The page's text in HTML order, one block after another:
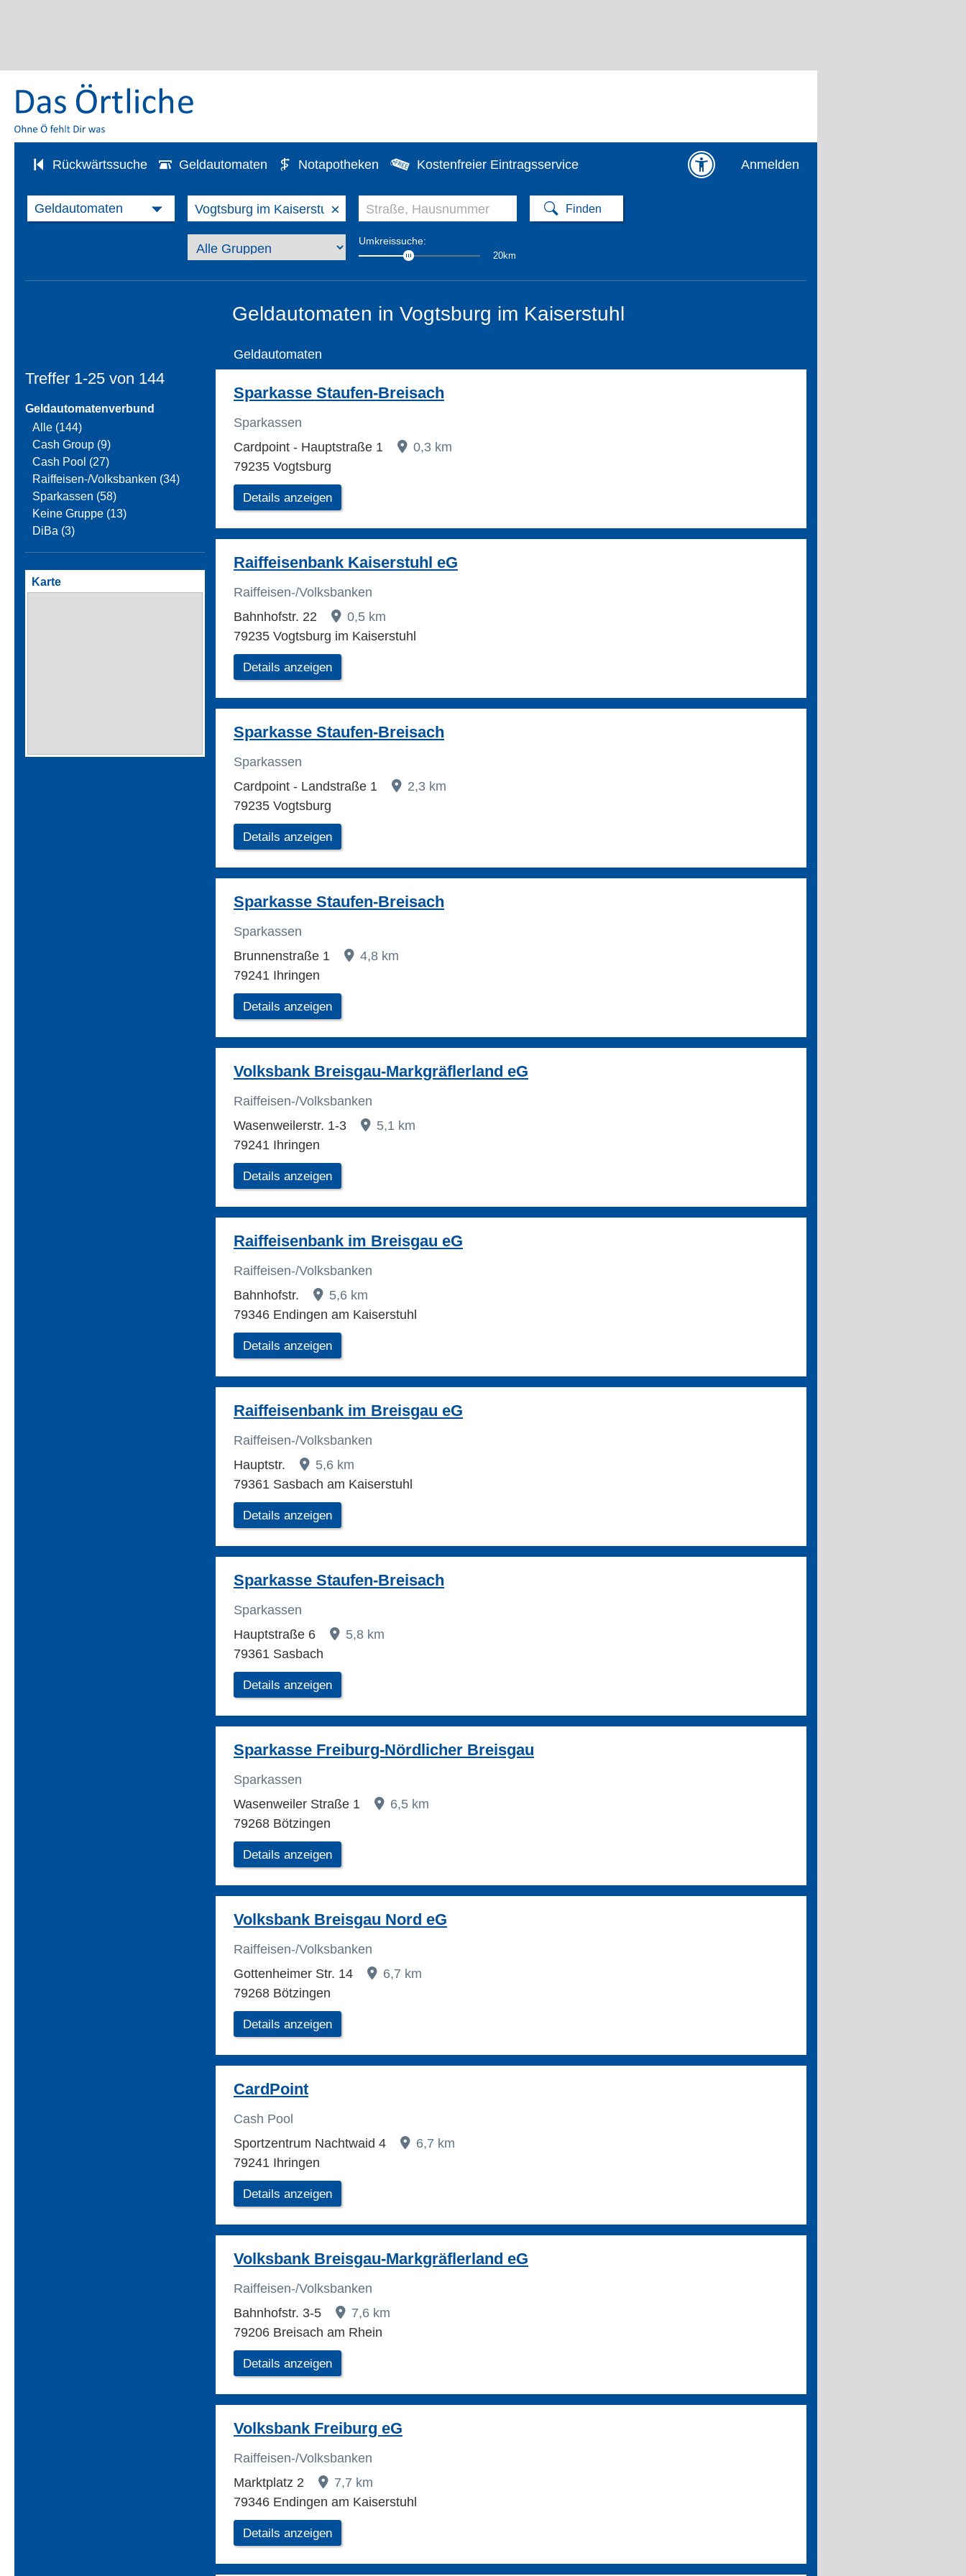
Rückwärtssuche Geldautomaten Notapotheken Kostenfreier Eintragsservice Anmelden
×
Umkreissuche:
20km
Geldautomaten in Vogtsburg im Kaiserstuhl
Treffer 1-25 von 144
Geldautomatenverbund
Alle (144)
Cash Group (9)
Cash Pool (27)
Raiffeisen-/Volksbanken (34)
Sparkassen (58)
Keine Gruppe (13)
DiBa (3)
Geldautomaten
Sparkasse Staufen-Breisach
Sparkassen
Cardpoint - Hauptstraße 1
0,3 km
79235 Vogtsburg
Details anzeigen
Raiffeisenbank Kaiserstuhl eG
Raiffeisen-/Volksbanken
Bahnhofstr. 22
0,5 km
79235 Vogtsburg im Kaiserstuhl
Details anzeigen
Sparkasse Staufen-Breisach
Sparkassen
Cardpoint - Landstraße 1
2,3 km
79235 Vogtsburg
Details anzeigen
Sparkasse Staufen-Breisach
Sparkassen
Brunnenstraße 1
4,8 km
79241 Ihringen
Details anzeigen
Volksbank Breisgau-Markgräflerland eG
Raiffeisen-/Volksbanken
Wasenweilerstr. 1-3
5,1 km
79241 Ihringen
Details anzeigen
Raiffeisenbank im Breisgau eG
Raiffeisen-/Volksbanken
Bahnhofstr.
5,6 km
79346 Endingen am Kaiserstuhl
Details anzeigen
Raiffeisenbank im Breisgau eG
Raiffeisen-/Volksbanken
Hauptstr.
5,6 km
79361 Sasbach am Kaiserstuhl
Details anzeigen
Sparkasse Staufen-Breisach
Sparkassen
Hauptstraße 6
5,8 km
79361 Sasbach
Details anzeigen
Sparkasse Freiburg-Nördlicher Breisgau
Sparkassen
Wasenweiler Straße 1
6,5 km
79268 Bötzingen
Details anzeigen
Volksbank Breisgau Nord eG
Raiffeisen-/Volksbanken
Gottenheimer Str. 14
6,7 km
79268 Bötzingen
Details anzeigen
CardPoint
Cash Pool
Sportzentrum Nachtwaid 4
6,7 km
79241 Ihringen
Details anzeigen
Volksbank Breisgau-Markgräflerland eG
Raiffeisen-/Volksbanken
Bahnhofstr. 3-5
7,6 km
79206 Breisach am Rhein
Details anzeigen
Volksbank Freiburg eG
Raiffeisen-/Volksbanken
Marktplatz 2
7,7 km
79346 Endingen am Kaiserstuhl
Details anzeigen
Karte